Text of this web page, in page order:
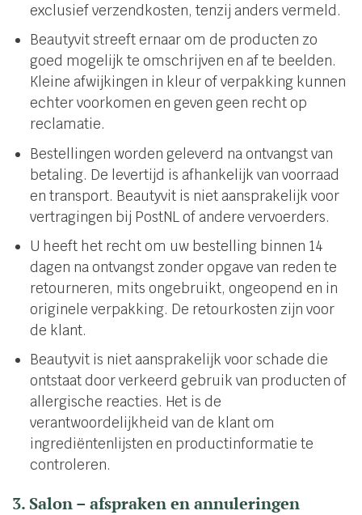
exclusief verzendkosten, tenzij anders vermeld.
Beautyvit streeft ernaar om de producten zo
goed mogelijk te omschrijven en af te beelden.
Kleine afwijkingen in kleur of verpakking kunnen
echter voorkomen en geven geen recht op
reclamatie.
Bestellingen worden geleverd na ontvangst van
betaling. De levertijd is afhankelijk van voorraad
en transport. Beautyvit is niet aansprakelijk voor
vertragingen bij PostNL of andere vervoerders.
U heeft het recht om uw bestelling binnen 14
dagen na ontvangst zonder opgave van reden te
retourneren, mits ongebruikt, ongeopend en in
originele verpakking. De retourkosten zijn voor
de klant.
Beautyvit is niet aansprakelijk voor schade die
ontstaat door verkeerd gebruik van producten of
allergische reacties. Het is de
verantwoordelijkheid van de klant om
ingrediëntenlijsten en productinformatie te
controleren.
3. Salon – afspraken en annuleringen